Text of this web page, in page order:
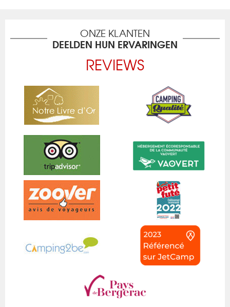
ONZE KLANTEN
DEELDEN HUN ERVARINGEN
REVIEWS